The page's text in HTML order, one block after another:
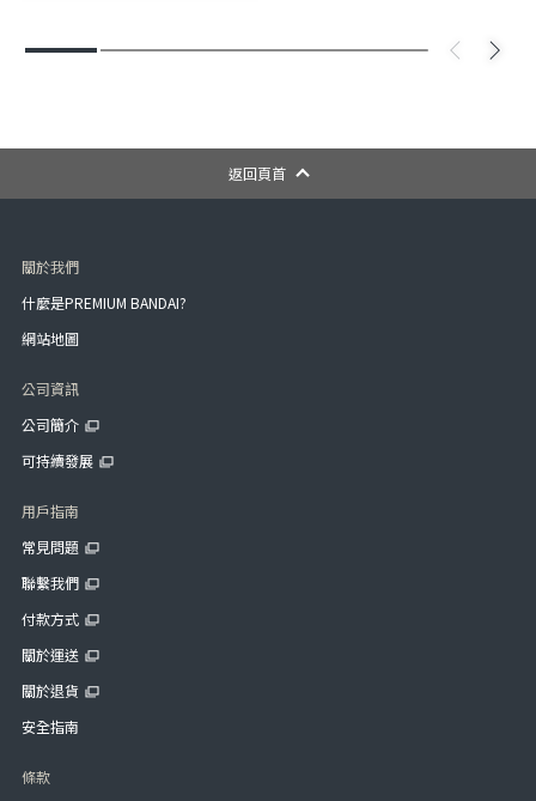
返回頁首
關於我們
什麼是PREMIUM BANDAI?
網站地圖
公司資訊
公司簡介
可持續發展
用戶指南
常見問題
聯繫我們
付款方式
關於運送
關於退貨
安全指南
條款